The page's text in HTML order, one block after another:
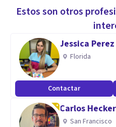
comenzar una psicoterapia.
Éste será un espacio sin
que adquieras los recursos
de manera más saludable.
aprender a manejarlas nos
Ponte en contacto conmigo
acompañaré en este proceso.
¡Un afectuoso saludo!
Estos son otros
Jessica
Florida
Contactar
Carlos
San Francisco